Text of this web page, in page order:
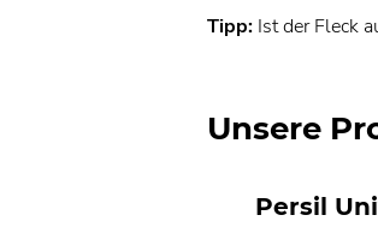
Tipp:Ist der Fleck
Unsere
Persil